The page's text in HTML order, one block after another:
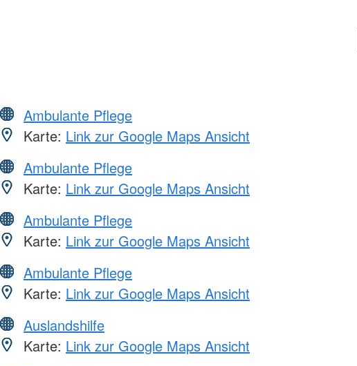
Ambulante Pflege
Karte: Link zur Google Maps Ansicht
Ambulante Pflege
Karte: Link zur Google Maps Ansicht
Ambulante Pflege
Karte: Link zur Google Maps Ansicht
Ambulante Pflege
Karte: Link zur Google Maps Ansicht
Auslandshilfe
Karte: Link zur Google Maps Ansicht